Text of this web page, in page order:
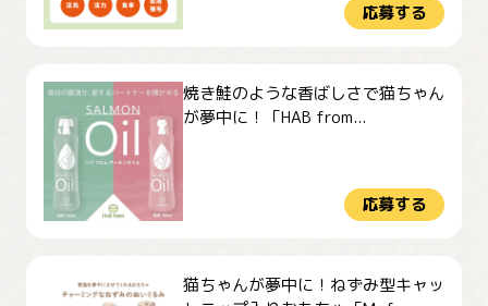
応募する
焼き鮭のような香ばしさで猫ちゃん
が夢中に！「HAB from...
応募する
猫ちゃんが夢中に！ねずみ型キャッ